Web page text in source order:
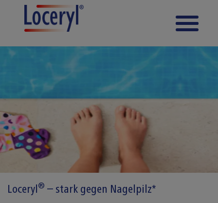
Direkt zum Inhalt
Loceryl ® – stark gegen Nagelpilz*